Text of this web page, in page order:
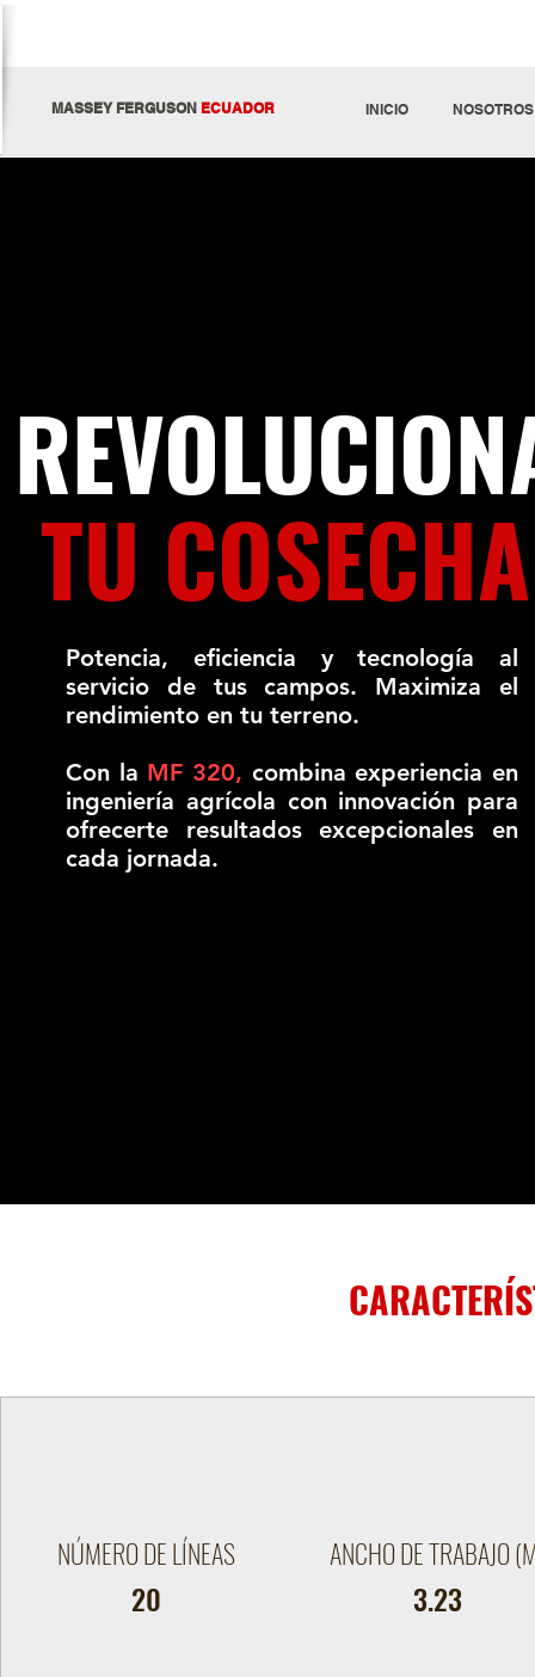
MASSEY FERGUSON ECUADOR INICIO NOSOTROS
TU COSECHA
Potencia, eficiencia y tecnología al
servicio de tus campos. Maximiza el
rendimiento en tu terreno.
Con la MF 320, combina experiencia en
ingeniería agrícola con innovación para
ofrecerte resultados excepcionales en
cada jornada.
NÚMERO DE LÍNEAS
20
ANCHO DE TRABAJO
3.23